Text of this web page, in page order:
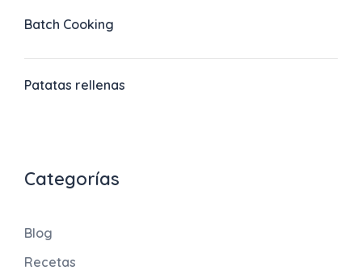
Batch Cooking
Patatas rellenas
Categorías
Blog
Recetas